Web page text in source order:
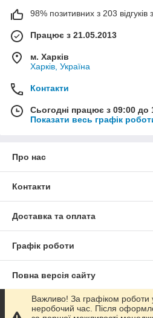
98% позитивних з 203 відгуків
Працює з 21.05.2013
м. Харків
Харків, Україна
Контакти
Сьогодні працює з 09:00 до
Показати весь графік
Про нас
Контакти
Доставка та оплата
Графік роботи
Повна версія сайту
Сайт створено на маркетплейсі
Важливо! За графіком роботи
неробочий час. Після